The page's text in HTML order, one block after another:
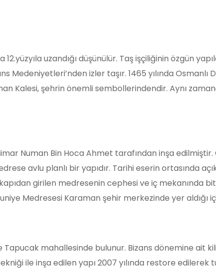
12.yüzyıla uzandığı düşünülür. Taş işçiliğinin özgün
Medeniyetleri’nden izler taşır. 1465 yılında
Kalesi, şehrin önemli sembollerindendir. Aynı
Numan Bin Hoca Ahmet tarafından inşa edilmiştir.
avlu planlı bir yapıdır. Tarihi eserin ortasında
girilen medresenin cephesi ve iç mekanında
Medresesi Karaman şehir merkezinde yer aldığı
Tapucak mahallesinde bulunur. Bizans dönemine ait
ile inşa edilen yapı 2007 yılında restore edilerek